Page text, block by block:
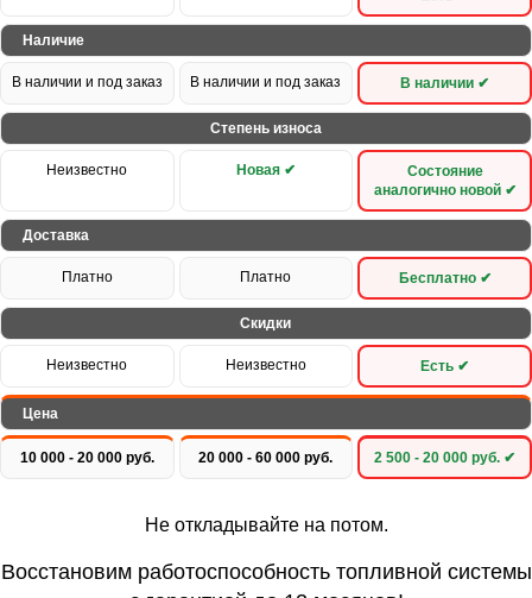
Наличие
В наличии и под заказ В наличии и под заказ В наличии ✔
Степень износа
Неизвестно Новая ✔
Состояние
аналогично новой ✔
Доставка
Платно Платно Бесплатно ✔
Скидки
Неизвестно Неизвестно Есть ✔
Цена
10 000 - 20 000 руб. 20 000 - 60 000 руб. 2 500 - 20 000 руб. ✔
Не откладывайте на потом.
Восстановим работоспособность топливной системы